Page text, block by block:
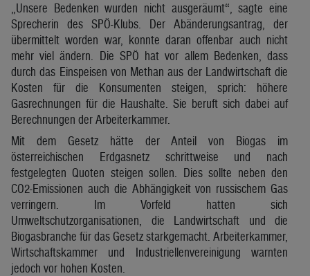
„Unsere Bedenken wurden nicht ausgeräumt“, sagte eine
Sprecherin des SPÖ-Klubs. Der Abänderungsantrag, der
übermittelt worden war, konnte daran offenbar auch nicht
mehr viel ändern. Die SPÖ hat vor allem Bedenken, dass
durch das Einspeisen von Methan aus der Landwirtschaft die
Kosten für die Konsumenten steigen, sprich: höhere
Gasrechnungen für die Haushalte. Sie beruft sich dabei auf
Berechnungen der Arbeiterkammer.
Mit dem Gesetz hätte der Anteil von Biogas im
österreichischen Erdgasnetz schrittweise und nach
festgelegten Quoten steigen sollen. Dies sollte neben den
CO2-Emissionen auch die Abhängigkeit von russischem Gas
verringern. Im Vorfeld hatten sich
Umweltschutzorganisationen, die Landwirtschaft und die
Biogasbranche für das Gesetz starkgemacht. Arbeiterkammer,
Wirtschaftskammer und Industriellenvereinigung warnten
jedoch vor hohen Kosten.